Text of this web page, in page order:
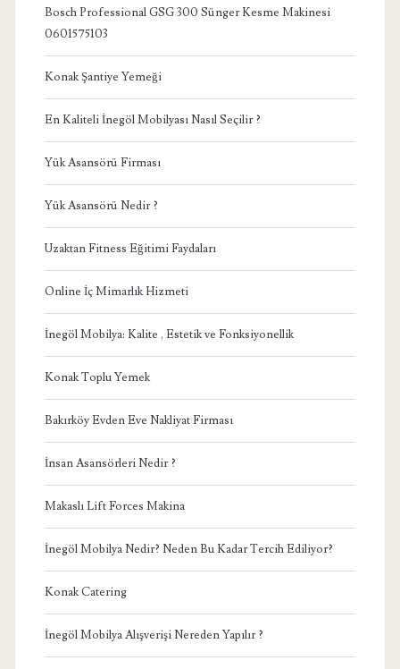
Bosch Professional GSG 300 Sünger Kesme Makinesi
0601575103
Konak Şantiye Yemeği
En Kaliteli İnegöl Mobilyası Nasıl Seçilir ?
Yük Asansörü Firması
Yük Asansörü Nedir ?
Uzaktan Fitness Eğitimi Faydaları
Online İç Mimarlık Hizmeti
İnegöl Mobilya: Kalite , Estetik ve Fonksiyonellik
Konak Toplu Yemek
Bakırköy Evden Eve Nakliyat Firması
İnsan Asansörleri Nedir ?
Makaslı Lift Forces Makina
İnegöl Mobilya Nedir? Neden Bu Kadar Tercih Ediliyor?
Konak Catering
İnegöl Mobilya Alışverişi Nereden Yapılır ?